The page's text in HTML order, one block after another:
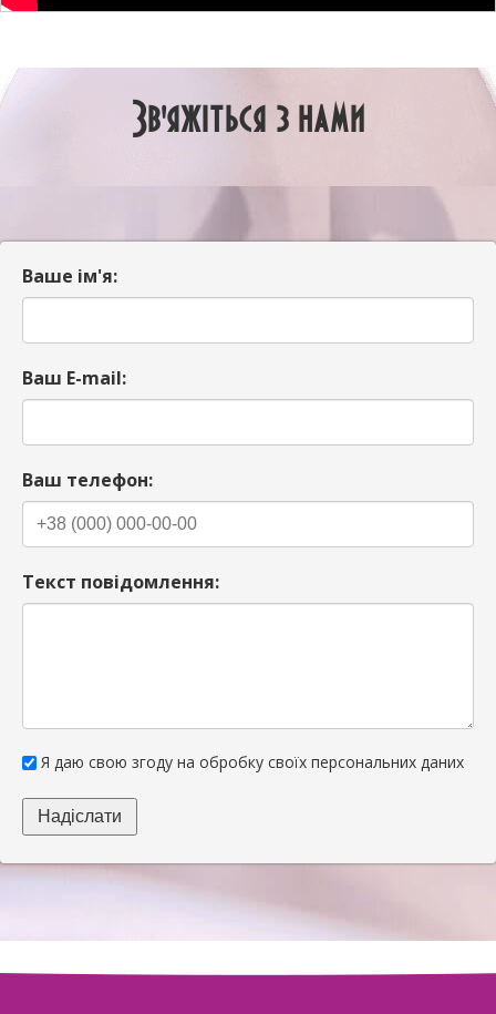
Зв'яжіться з нами
Ваше ім'я:
Ваш E-mail:
Ваш телефон:
Текст повідомлення:
Я даю свою згоду на обробку своїх персональних даних
Надіслати